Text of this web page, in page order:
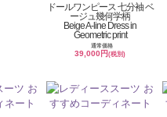
ドールワンピース 七分袖 ベ
ージュ幾何学柄
Beige A-line Dress in
Geometric print
通常価格
39,000円(税別)